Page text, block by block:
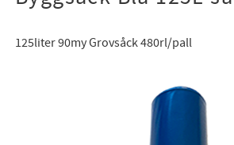
125liter 90my Grovsåck 480rl/pall